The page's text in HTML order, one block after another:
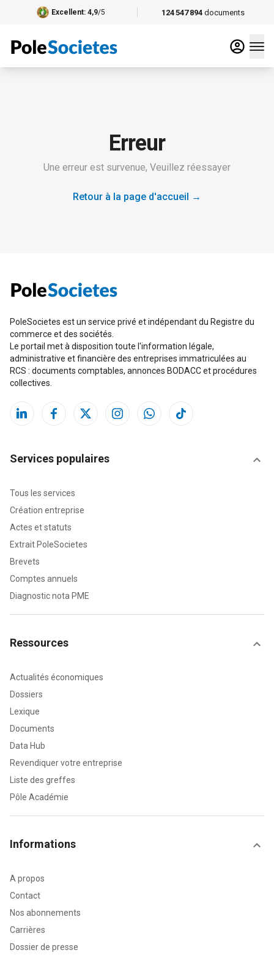
124 547 894 documents
Excellent: 4,9/5
Erreur
Une erreur est survenue, Veuillez réessayer
Retour à la page d'accueil →
PoleSocietes est un service privé et indépendant du Registre du
commerce et des sociétés.
Le portail met à disposition toute l'information légale,
administrative et financière des entreprises immatriculées au
RCS : documents comptables, annonces BODACC et procédures
collectives.
Services populaires
Tous les services
Création entreprise
Actes et statuts
Extrait PoleSocietes
Brevets
Comptes annuels
Diagnostic nota PME
Ressources
Actualités économiques
Dossiers
Lexique
Documents
Data Hub
Revendiquer votre entreprise
Liste des greffes
Pôle Académie
Informations
A propos
Contact
Nos abonnements
Carrières
Dossier de presse